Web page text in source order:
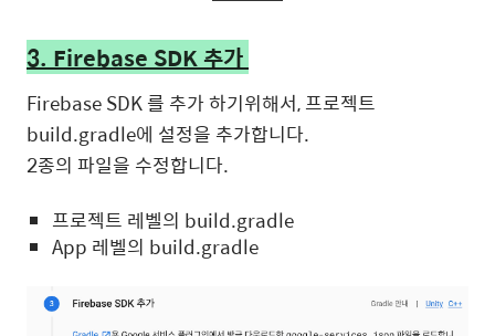
3. Firebase SDK 추가
Firebase SDK 를 추가 하기위해서, 프로젝트
build.gradle에 설정을 추가합니다.
2종의 파일을 수정합니다.
프로젝트 레벨의 build.gradle
App 레벨의 build.gradle